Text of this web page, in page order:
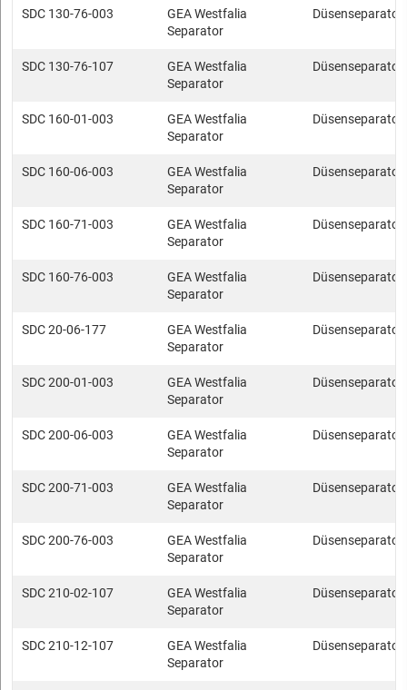
SDC 130-76-003
GEA Westfalia
Separator
SDC 130-76-107
GEA Westfalia
Separator
SDC 160-01-003
GEA Westfalia
Separator
SDC 160-06-003
GEA Westfalia
Separator
SDC 160-71-003
GEA Westfalia
Separator
SDC 160-76-003
GEA Westfalia
Separator
SDC 20-06-177
GEA Westfalia
Separator
SDC 200-01-003
GEA Westfalia
Separator
SDC 200-06-003
GEA Westfalia
Separator
SDC 200-71-003
GEA Westfalia
Separator
SDC 200-76-003
GEA Westfalia
Separator
SDC 210-02-107
GEA Westfalia
Separator
SDC 210-12-107
GEA Westfalia
Separator